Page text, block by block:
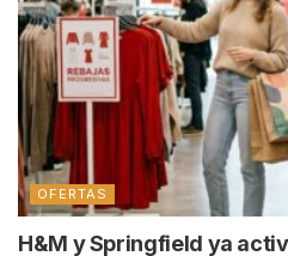
OFERTAS
H&M y Springfield ya